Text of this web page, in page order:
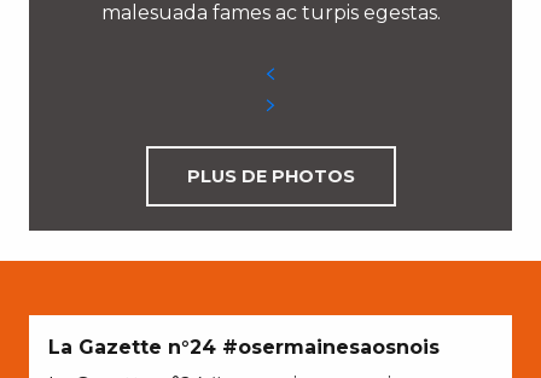
malesuada fames ac turpis egestas.
PLUS DE PHOTOS
La Gazette n°24 #osermainesaosnois